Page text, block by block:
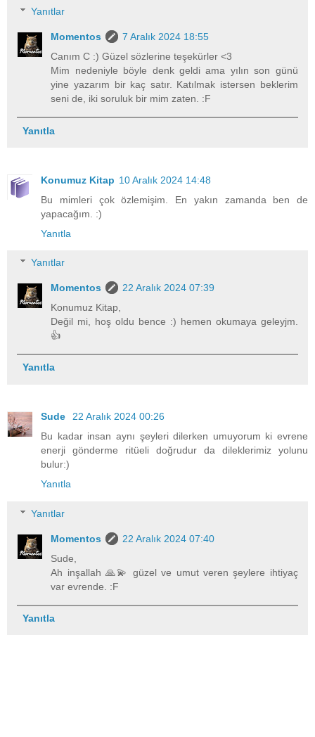
Yanıtlar
Momentos
7 Aralık 2024 18:55
Canım C :) Güzel sözlerine teşekürler <3
Mim nedeniyle böyle denk geldi ama yılın son günü
yine yazarım bir kaç satır. Katılmak istersen beklerim
seni de, iki soruluk bir mim zaten. :F
Yanıtla
Konumuz Kitap 10 Aralık 2024 14:48
Bu mimleri çok özlemişim. En yakın zamanda ben de
yapacağım. :)
Yanıtla
Yanıtlar
Momentos
22 Aralık 2024 07:39
Konumuz Kitap,
Değil mi, hoş oldu bence :) hemen okumaya geleyjm.
👍
Yanıtla
Sude
22 Aralık 2024 00:26
Bu kadar insan aynı şeyleri dilerken umuyorum ki evrene
enerji gönderme ritüeli doğrudur da dileklerimiz yolunu
bulur:)
Yanıtla
Yanıtlar
Momentos
22 Aralık 2024 07:40
Sude,
Ah inşallah 🙏💫 güzel ve umut veren şeylere ihtiyaç
var evrende. :F
Yanıtla